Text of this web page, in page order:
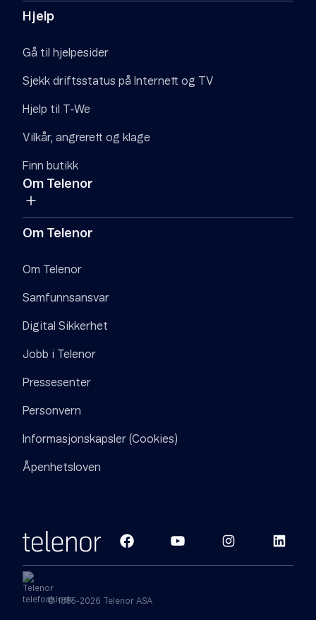
Hjelp
Gå til hjelpesider
Sjekk driftsstatus på Internett og TV
Hjelp til T-We
Vilkår, angrerett og klage
Finn butikk
Om Telenor
Om Telenor
Om Telenor
Samfunnsansvar
Digital Sikkerhet
Jobb i Telenor
Pressesenter
Personvern
Informasjonskapsler (Cookies)
Åpenhetsloven
© 1855-2026 Telenor ASA